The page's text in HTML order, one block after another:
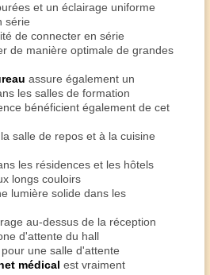
et un éclairage uniforme
série
de connecter en série
de manière optimale de grandes
assure également un
les salles de formation
bénéficient également de cet
salle de repos et à la cuisine
les résidences et les hôtels
longs couloirs
lumière solide dans les
au-dessus de la réception
d'attente du hall
une salle d'attente
médical est vraiment